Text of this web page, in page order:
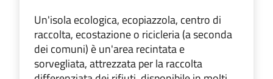
Un'isola ecologica, ecopiazzola, centro di
raccolta, ecostazione o ricicleria (a seconda
dei comuni) è un'area recintata e
sorvegliata, attrezzata per la raccolta